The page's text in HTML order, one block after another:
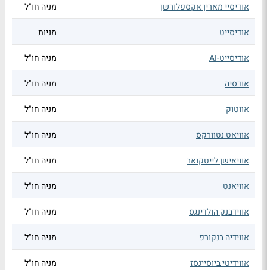
אודיסיי מארין אקספלורשן מניה חו"ל
אודיסייט מניות
אודיסייט-AI מניה חו"ל
אודסיה מניה חו"ל
אווטוק מניה חו"ל
אוויאט נטוורקס מניה חו"ל
אוויאישן לייטקואר מניה חו"ל
אוויאנט מניה חו"ל
אווידבנק הולדינגס מניה חו"ל
אווידיה בנקורפ מניה חו"ל
אווידיטי ביוסיינסז מניה חו"ל